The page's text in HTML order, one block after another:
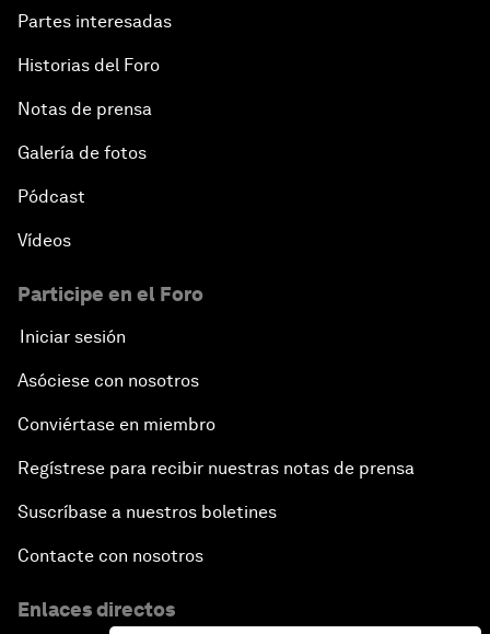
Partes interesadas
Historias del Foro
Notas de prensa
Galería de fotos
Pódcast
Vídeos
Participe en el Foro
Iniciar sesión
Asóciese con nosotros
Conviértase en miembro
Regístrese para recibir nuestras notas de prensa
Suscríbase a nuestros boletines
Contacte con nosotros
Enlaces directos